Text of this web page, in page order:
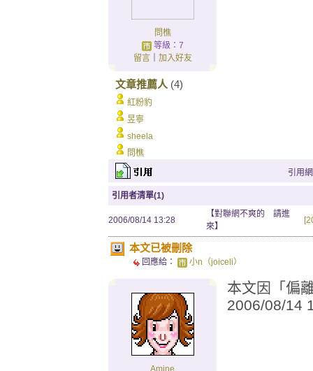
問樵
等級：7
留言｜ 加入好友
文章推薦人 (4)
紅粉豹
昱寧
sheela
問樵
引用
引用者清單(1)
2006/08/14 13:28
【對聯網不爽的 請進
來】
本文已被刪除
回應給： 小n（joiceli）
Amine
本文因「偏
2006/08/14